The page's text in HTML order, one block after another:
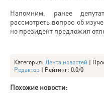
Напомним, ранее
рассмотреть вопрос об
но президент предложил
Категория: Лента новостей |
Редактор | Рейтинг: 0.0/0
Похожие новости: